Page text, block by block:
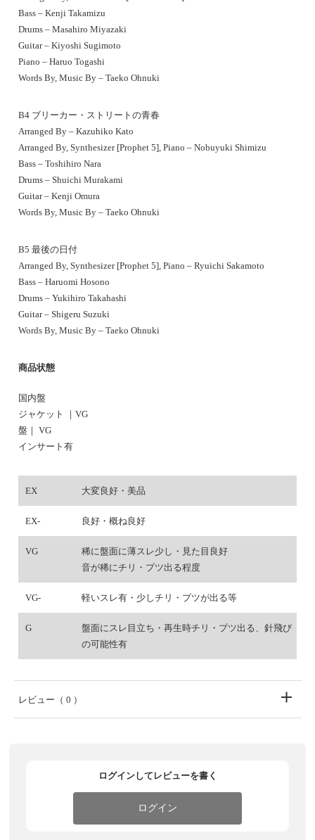
Bass – Kenji Takamizu
Drums – Masahiro Miyazaki
Guitar – Kiyoshi Sugimoto
Piano – Haruo Togashi
Words By, Music By – Taeko Ohnuki
B4 ブリーカー・ストリートの青春
Arranged By – Kazuhiko Kato
Arranged By, Synthesizer [Prophet 5], Piano – Nobuyuki Shimizu
Bass – Toshihiro Nara
Drums – Shuichi Murakami
Guitar – Kenji Omura
Words By, Music By – Taeko Ohnuki
B5 最後の日付
Arranged By, Synthesizer [Prophet 5], Piano – Ryuichi Sakamoto
Bass – Haruomi Hosono
Drums – Yukihiro Takahashi
Guitar – Shigeru Suzuki
Words By, Music By – Taeko Ohnuki
商品状態
国内盤
ジャケット ｜VG
盤｜ VG
インサート有
EX 大変良好・美品
EX- 良好・概ね良好
VG
稀に盤面に薄スレ少し・見た目良好
音が稀にチリ・プツ出る程度
VG- 軽いスレ有・少しチリ・プツが出る等
G
盤面にスレ目立ち・再生時チリ・プツ出る、針飛び
の可能性有
レビュー （ 0 ）
ログインしてレビューを書く
ログイン